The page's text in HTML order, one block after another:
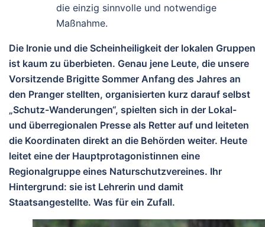
die einzig sinnvolle und notwendige
Maßnahme.
Die Ironie und die Scheinheiligkeit der lokalen Gruppen
ist kaum zu überbieten. Genau jene Leute, die unsere
Vorsitzende Brigitte Sommer Anfang des Jahres an
den Pranger stellten, organisierten kurz darauf selbst
„Schutz-Wanderungen“, spielten sich in der Lokal-
und überregionalen Presse als Retter auf und leiteten
die Koordinaten direkt an die Behörden weiter. Heute
leitet eine der Hauptprotagonistinnen eine
Regionalgruppe eines Naturschutzvereines. Ihr
Hintergrund: sie ist Lehrerin und damit
Staatsangestellte. Was für ein Zufall.